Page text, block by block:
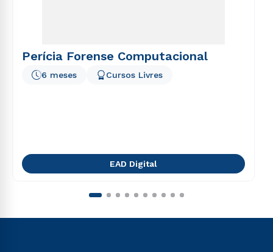
Perícia Forense Computacional
6 meses Cursos Livres
EAD Digital